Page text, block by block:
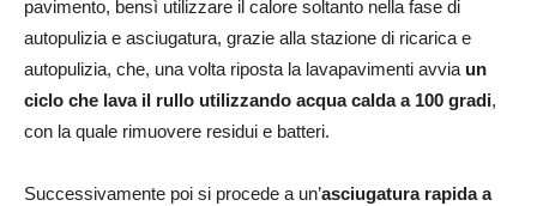
pavimento, bensì utilizzare il calore soltanto nella fase di
autopulizia e asciugatura, grazie alla stazione di ricarica e
autopulizia, che, una volta riposta la lavapavimenti avvia un
ciclo che lava il rullo utilizzando acqua calda a 100 gradi,
con la quale rimuovere residui e batteri.
Successivamente poi si procede a un’asciugatura rapida a